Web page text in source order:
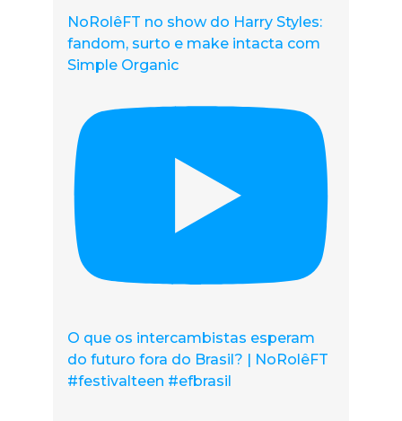
NoRolêFT no show do Harry Styles:
fandom, surto e make intacta com
Simple Organic
O que os intercambistas esperam
do futuro fora do Brasil? | NoRolêFT
#festivalteen #efbrasil